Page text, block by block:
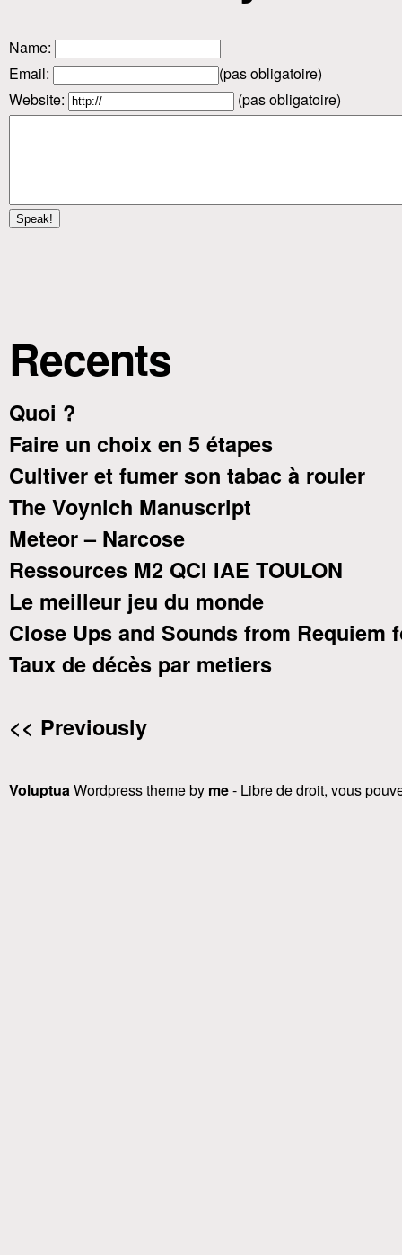
Name:
Email:
(pas obligatoire)
Website:
(pas obligatoire)
Recents
Quoi ?
Faire un choix en 5 étapes
Cultiver et fumer son tabac à rouler
The Voynich Manuscript
Meteor – Narcose
Ressources M2 QCI IAE TOULON
Le meilleur jeu du monde
Close Ups and Sounds from Requiem
Taux de décès par metiers
<< Previously
VoluptuaWordpress theme by me- Libre de droit, vous